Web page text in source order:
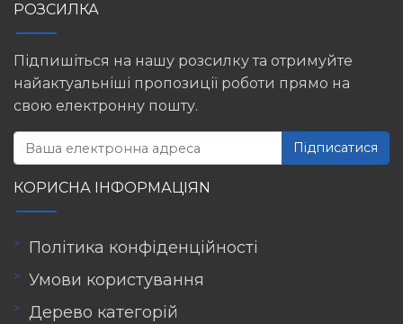
РОЗСИЛКА
Підпишіться на нашу розсилку та отримуйте
найактуальніші пропозиції роботи прямо на
свою електронну пошту.
Підписатися
КОРИСНА ІНФОРМАЦІЯN
Політика конфіденційності
Умови користування
Дерево категорій